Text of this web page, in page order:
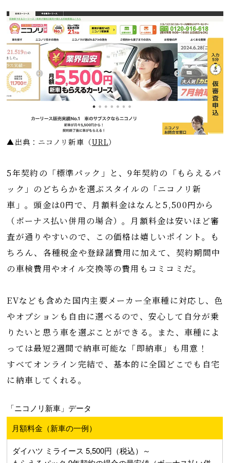
▲出典：ニコノリ新車 （URL）
5年契約の「標準パック」と、9年契約の「もらえるパ
ック」のどちらかを選ぶスタイルの「ニコノリ新
車」。頭金は0円で、月額料金はなんと5,500円から
（ボーナス払い併用の場合）。月額料金は安いほど審
査が通りやすいので、この価格は嬉しいポイント。も
ちろん、各種税金や登録諸費用に加えて、契約期間中
の車検費用やオイル交換等の費用もコミコミだ。
EVなども含めた国内主要メーカー全車種に対応し、色
やオプションも自由に選べるので、安心して自分が乗
りたいと思う車を選ぶことができる。また、車種によ
っては最短2週間で納車可能な「即納車」も用意！
すべてオンライン完結で、基本的に全国どこでも自宅
に納車してくれる。
「ニコノリ新車」データ
月額料金（新車の一例）
ダイハツ ミライース 5,500円（税込）～